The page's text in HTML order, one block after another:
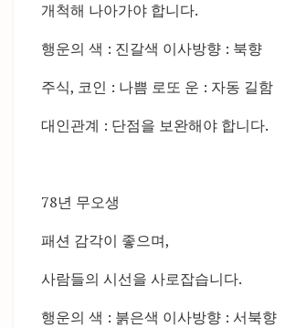
개척해 나아가야 합니다.
행운의 색 : 진갈색 이사방향 : 북향
주식, 코인 : 나쁨 로또 운 : 자동 길함
대인관계 : 단점을 보완해야 합니다.
78년 무오생
패션 감각이 좋으며,
사람들의 시선을 사로잡습니다.
행운의 색 : 붉은색 이사방향 : 서북향